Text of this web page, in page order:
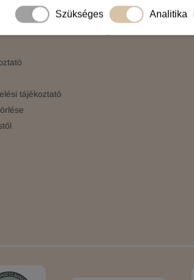
Szükséges Analitika
tájékoztató
ELÉRHETŐSÉGEINK